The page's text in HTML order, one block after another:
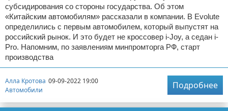
субсидирования со стороны государства. Об этом
«Китайским автомобилям» рассказали в компании. В Evolute
определились с первым автомобилем, который выпустят на
российский рынок. И это будет не кроссовер i-Joy, а седан i-
Pro. Напомним, по заявлениям минпромторга РФ, старт
производства
Алла Кротова 09-09-2022 19:00
Автомобили
Подробнее